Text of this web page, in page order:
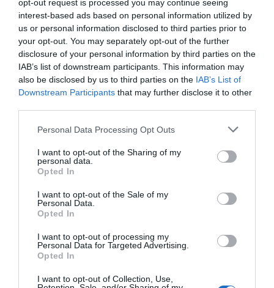
opt-out request is processed you may continue seeing
interest-based ads based on personal information utilized by
us or personal information disclosed to third parties prior to
your opt-out. You may separately opt-out of the further
disclosure of your personal information by third parties on the
IAB’s list of downstream participants. This information may
also be disclosed by us to third parties on the IAB’s List of
Downstream Participants that may further disclose it to other
Personal Data Processing Opt Outs
I want to opt-out of the Sharing of my
personal data.
Opted In
I want to opt-out of the Sale of my
Personal Data.
Opted In
I want to opt-out of processing my
Personal Data for Targeted Advertising.
Opted In
I want to opt-out of Collection, Use,